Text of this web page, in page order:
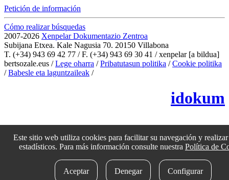
Petición de información
Cómo realizar búsquedas
2007-2026 Xenpelar Dokumentazio Zentroa
Subijana Etxea. Kale Nagusia 70. 20150 Villabona
T. (+34) 943 69 42 77 / F. (+34) 943 69 30 41 / xenpelar [a bildua]
bertsozale.eus /Lege oharra /Pribatutasun politika /Cookie politika
/Babesle eta laguntzaileak /
idokum
Este sitio web utiliza cookies para facilitar su navegación y realizar
estadísticos. Para más información consulte nuestra Política de
Aceptar Denegar Configurar